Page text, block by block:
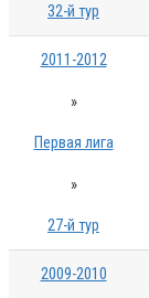
32-й тур
2011-2012
»
Первая лига
»
27-й тур
2009-2010